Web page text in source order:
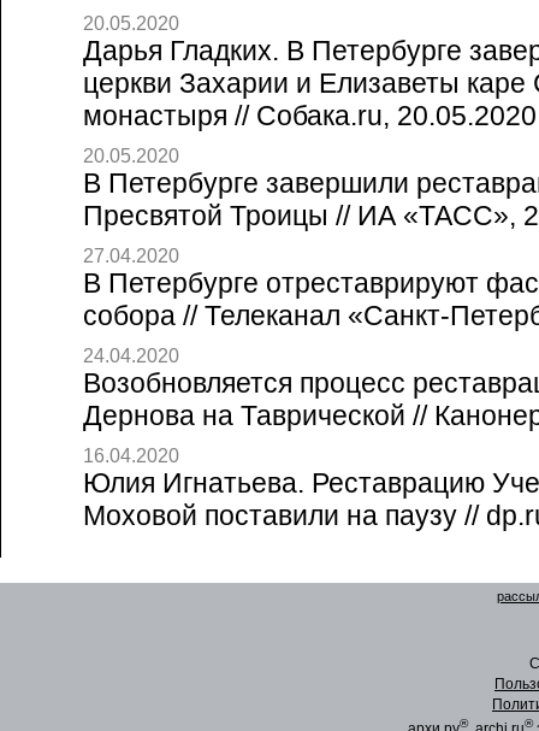
20.05.2020
Дарья Гладких. В Петербурге
церкви Захарии и Елизаветы каре
монастыря // Собака.ru, 20.05.2020
20.05.2020
В Петербурге завершили
Пресвятой Троицы // ИА «ТАСС»,
27.04.2020
В Петербурге отреставрируют
собора // Телеканал «Санкт-
24.04.2020
Возобновляется процесс
Дернова на Таврической //
16.04.2020
Юлия Игнатьева. Реставрацию
Моховой поставили на паузу //
® ®